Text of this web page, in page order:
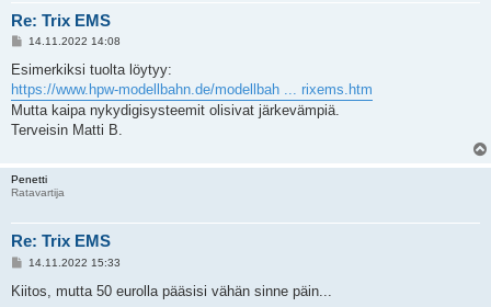
Re: Trix EMS
V
e
t
i
14.11.2022 14:08
Esimerkiksi tuolta löytyy:
https://www.hpw-modellbahn.de/modellbah ... rixems.htm
Mutta kaipa nykydigisysteemit olisivat järkevämpiä.
Terveisin Matti B.
Penetti
Ratavartija
Re: Trix EMS
V
e
14.11.2022 15:33
Kiitos, mutta 50 eurolla pääsisi vähän sinne päin...